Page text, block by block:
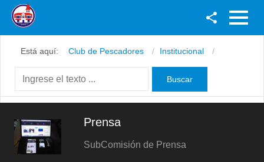
Youtube
Instagram
Está aquí: Club de Pescadores Institucional
Prensa
SubComisión de Prensa